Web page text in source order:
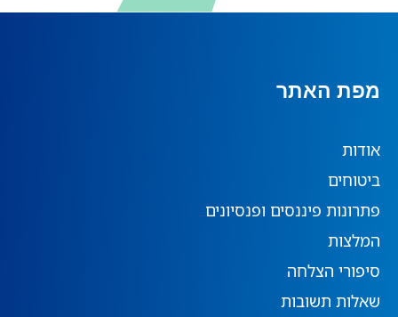
מפת האתר
אודות
ביטוחים
פתרונות פיננסים ופנסיונים
המלצות
סיפורי הצלחה
שאלות תשובות